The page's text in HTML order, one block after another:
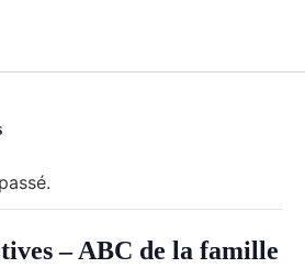
– ABC de la famille